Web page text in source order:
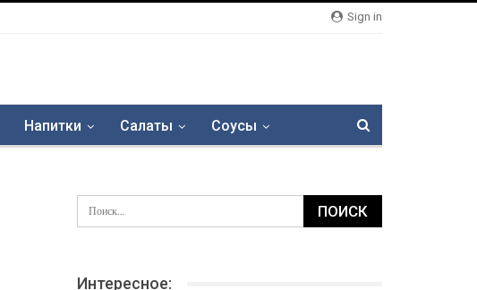
Sign in
Напитки Салаты Соусы
Интересное: